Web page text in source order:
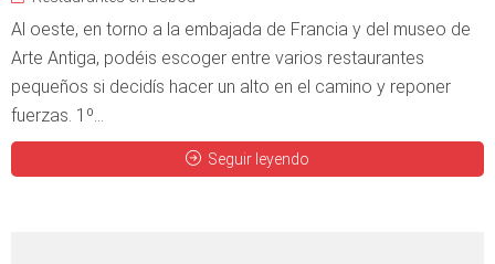
Al oeste, en torno a la embajada de Francia y del museo de
Arte Antiga, podéis escoger entre varios restaurantes
pequeños si decidís hacer un alto en el camino y reponer
fuerzas. 1º...
Seguir leyendo